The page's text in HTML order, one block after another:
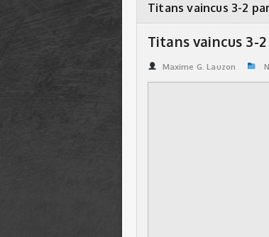
GALERIE PHOTOS
STATISTIQUES
ORGANISATION
CALENDRIER
COMMANDITAIRES
STATISTIQUES DE LA LIGUE
Titans vaincus 3-2
Titans vaincus 3-
Maxime G. Lauzon